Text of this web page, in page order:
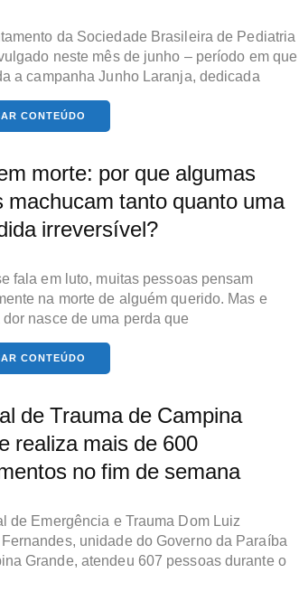
da Sociedade Brasileira de Pediatria
neste mês de junho – período em que
a campanha Junho Laranja, dedicada
CONTEÚDO
morte: por que algumas
machucam tanto quanto uma
irreversível?
fala em luto, muitas pessoas pensam
na morte de alguém querido. Mas e
nasce de uma perda que
CONTEÚDO
de Trauma de Campina
realiza mais de 600
no fim de semana
de Emergência e Trauma Dom Luiz
unidade do Governo da Paraíba
Grande, atendeu 607 pessoas durante o